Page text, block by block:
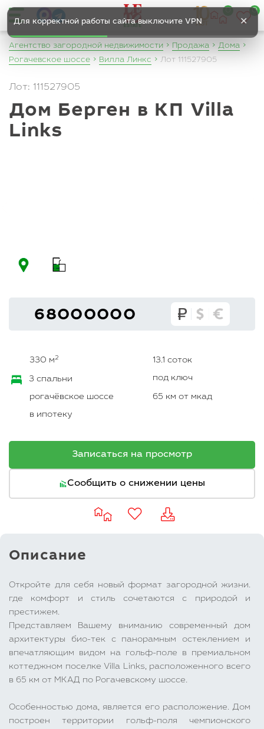
Для корректной работы сайта выключите VPN ✕
0
Агентство загородной недвижимости Продажа
Дома
Рогачевское шоссе
Вилла Линкс Лот 111527905
Лот: 111527905
Дом Берген в КП Villa
Links
68000000
330 м2 13.1 соток
3 спальни под ключ
рогачёвское шоссе 65 км от мкад
в ипотеку
Записаться на просмотр
Сообщить о снижении цены
Описание
Откройте для себя новый формат загородной жизни.
где комфорт и стиль сочетаются с природой и
престижем.
Представляем Вашему вниманию современный дом
архитектуры био-тек с панорамным остеклением и
впечатляющим видом на гольф-поле в премиальном
коттеджном поселке Villa Links, расположенного всего
в 65 км от МКАД по Рогачевскому шоссе.
Особенностью дома, является его расположение. Дом
построен территории гольф-поля чемпионского